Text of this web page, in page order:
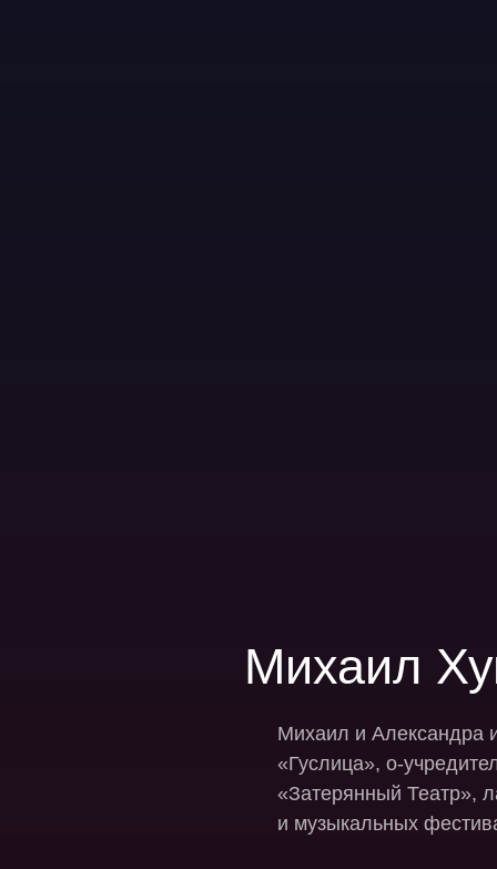
Михаил и Александра
«Гуслица», о-
«Затерянный Театр»,
и музыкальных
Михаил